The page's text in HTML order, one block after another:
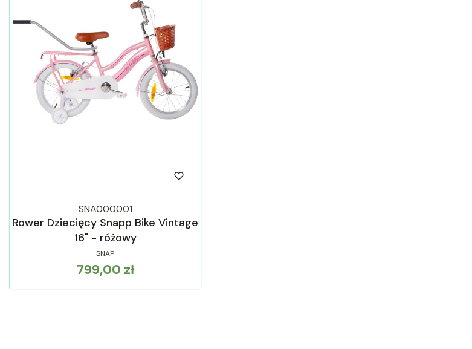
SNA000001
Rower Dziecięcy Snapp Bike Vintage
16" - różowy
SNAP
Cena
799,00 zł